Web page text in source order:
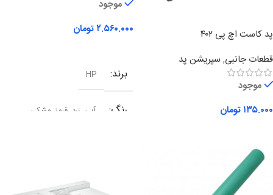
پد کاست اچ پی ۴۰۲
قطعات جانبی, سپریشن پد
موجود
۱۳۵.۰۰۰ تومان
موجود
۲.۵۶۰.۰۰۰تومان
برند HP
رنگ آبی زرد قرمز مشکی